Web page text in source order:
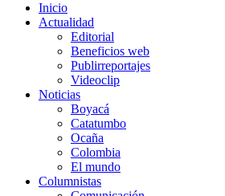
Inicio
Actualidad
Editorial
Beneficios web
Publirreportajes
Videoclip
Noticias
Boyacá
Catatumbo
Ocaña
Colombia
El mundo
Columnistas